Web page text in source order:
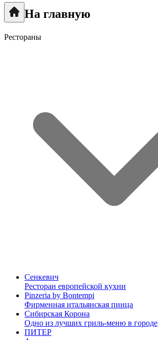
На главную
Рестораны
Сенкевич
Ресторан европейской кухни
Pinzeria by Bontempi
Фирменная итальянская пинца
Сибирская Корона
Одно из лучших гриль-меню в городе
ПИТЕР